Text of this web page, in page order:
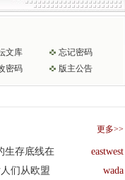
文库
忘记密码
密码 版主公告
更多>>
生存底线在 eastwest
们从欧盟 wada